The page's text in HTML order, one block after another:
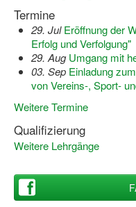
Termine
29. Jul Eröffnung der
Erfolg und Verfolgung"
29. Aug Umgang mit
03. Sep Einladung
von Vereins-, Sport-
Weitere Termine
Qualifizierung
Weitere Lehrgänge